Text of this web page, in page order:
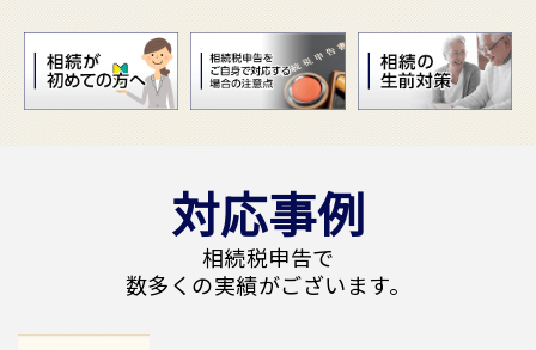
対応事例
相続税申告で
数多くの実績がございます。